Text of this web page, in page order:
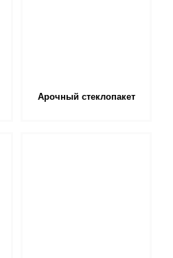
Арочный стеклопакет